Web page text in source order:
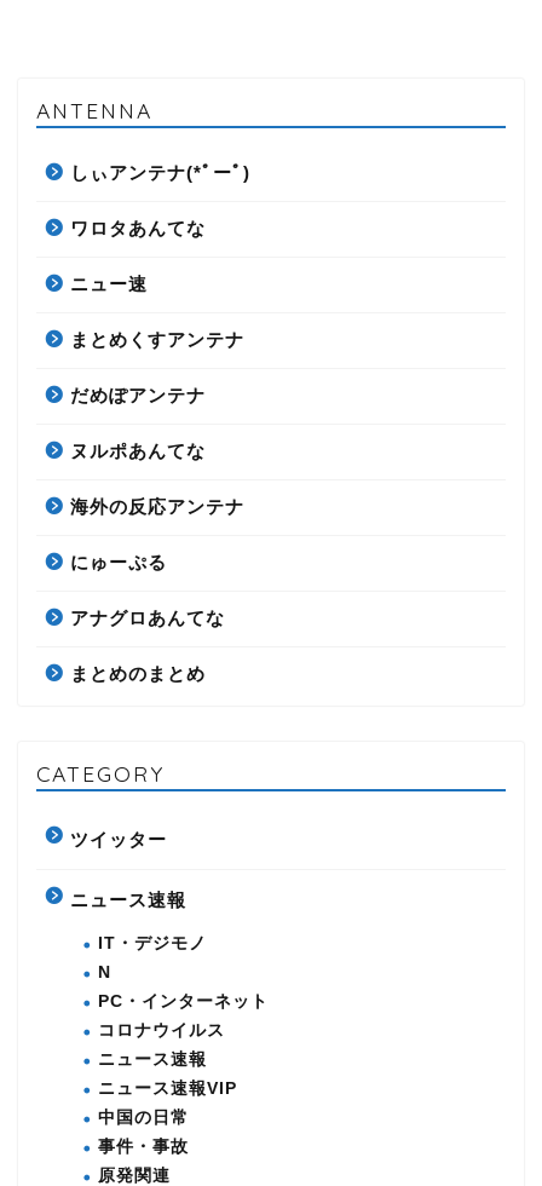
ANTENNA
しぃアンテナ(*ﾟーﾟ)
ワロタあんてな
ニュー速
まとめくすアンテナ
だめぽアンテナ
ヌルポあんてな
海外の反応アンテナ
にゅーぷる
アナグロあんてな
まとめのまとめ
CATEGORY
ツイッター
ニュース速報
IT・デジモノ
N
PC・インターネット
コロナウイルス
ニュース速報
ニュース速報VIP
中国の日常
事件・事故
原発関連